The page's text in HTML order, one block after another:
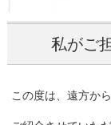
私がご
この度は、遠方か